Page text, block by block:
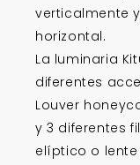
verticalmente
horizontal.
La luminaria
diferentes
Louver
y 3 diferentes
elíptico o lente